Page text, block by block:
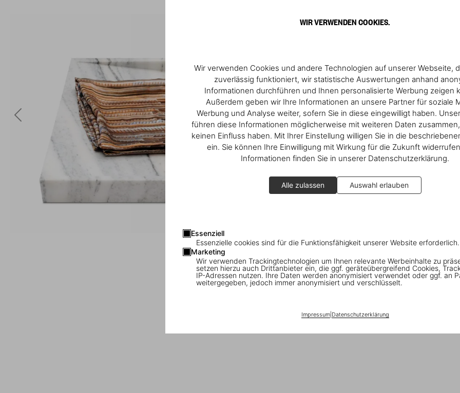
WIR VERWENDEN COOKIES.
Wir verwenden Cookies und andere Technologien auf unserer Webseite,
zuverlässig funktioniert, wir statistische Auswertungen anhand
Informationen durchführen und Ihnen personalisierte Werbung zeigen
Außerdem geben wir Ihre Informationen an unsere Partner für soziale
Werbung und Analyse weiter, sofern Sie in diese eingewilligt haben.
führen diese Informationen möglicherweise mit weiteren Daten
keinen Einfluss haben. Mit Ihrer Einstellung willigen Sie in die
ein. Sie können Ihre Einwilligung mit Wirkung für die Zukunft
Informationen finden Sie in unserer Datenschutzerklärung.
Alle zulassen Auswahl erlauben
Essenziell
Essenzielle cookies sind für die Funktionsfähigkeit unserer Website erforderlich.
Marketing
Wir verwenden Trackingtechnologien um Ihnen relevante Werbeinhalte zu
setzen hierzu auch Drittanbieter ein, die ggf. geräteübergreifend Cookies,
IP-Adressen nutzen. Ihre Daten werden anonymisiert verwendet oder ggf. an
weitergegeben, jedoch immer anonymisiert und verschlüsselt.
Impressum| Datenschutzerklärung